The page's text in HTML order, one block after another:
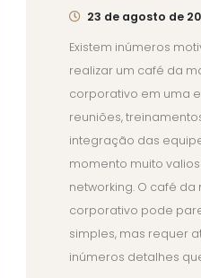
23 de agosto de
Existem inúmeros
realizar um café da
corporativo em uma
reuniões,
integração das
momento muito
networking. O café da
corporativo pode
simples, mas requer
inúmeros detalhes